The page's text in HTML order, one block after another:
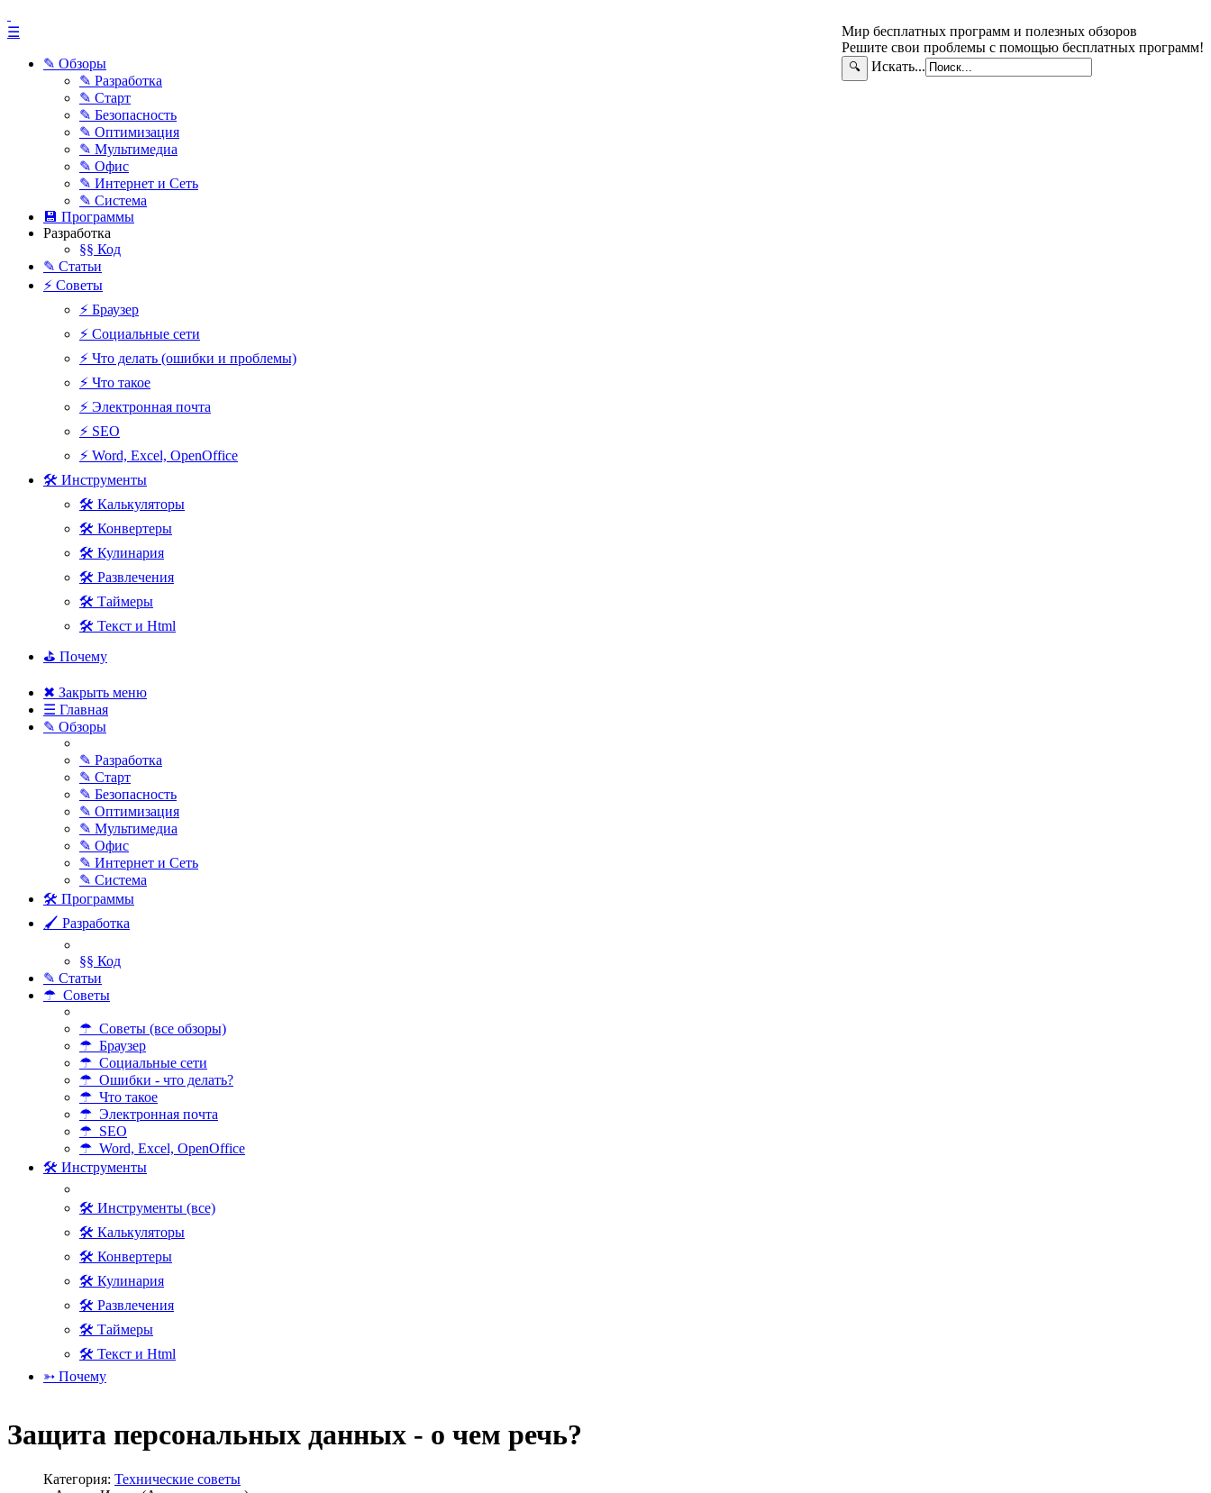
Мир бесплатных программ и полезных обзоров
Решите свои проблемы с помощью бесплатных программ!
🔍 Искать...
☰
✎ Обзоры
✎ Разработка
✎ Старт
✎ Безопасность
✎ Оптимизация
✎ Мультимедиа
✎ Офис
✎ Интернет и Сеть
✎ Система
💾 Программы
Разработка
§§ Код
✎ Статьи
⚡ Советы
⚡ Браузер
⚡ Социальные сети
⚡ Что делать (ошибки и проблемы)
⚡ Что такое
⚡ Электронная почта
⚡ SEO
⚡ Word, Excel, OpenOffice
🛠 Инструменты
🛠 Калькуляторы
🛠 Конвертеры
🛠 Кулинария
🛠 Развлечения
🛠 Таймеры
🛠 Текст и Html
⛳ Почему
✖ Закрыть меню
☰ Главная
✎ Обзоры
✎ Разработка
✎ Старт
✎ Безопасность
✎ Оптимизация
✎ Мультимедиа
✎ Офис
✎ Интернет и Сеть
✎ Система
🛠 Программы
🖌 Разработка
§§ Код
✎ Статьи
☂ Советы
☂ Советы (все обзоры)
☂ Браузер
☂ Социальные сети
☂ Ошибки - что делать?
☂ Что такое
☂ Электронная почта
☂ SEO
☂ Word, Excel, OpenOffice
🛠 Инструменты
🛠 Инструменты (все)
🛠 Калькуляторы
🛠 Конвертеры
🛠 Кулинария
🛠 Развлечения
🛠 Таймеры
🛠 Текст и Html
➳ Почему
Защита персональных данных - о чем речь?
Категория: Технические советы